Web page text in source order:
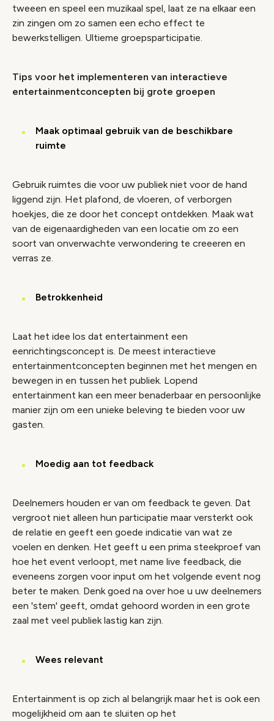
tweeen en speel een muzikaal spel, laat ze na elkaar een
zin zingen om zo samen een echo effect te
bewerkstelligen. Ultieme groepsparticipatie.
Tips voor het implementeren van interactieve
entertainmentconcepten bij grote groepen
Maak optimaal gebruik van de beschikbare
ruimte
Gebruik ruimtes die voor uw publiek niet voor de hand
liggend zijn. Het plafond, de vloeren, of verborgen
hoekjes, die ze door het concept ontdekken. Maak wat
van de eigenaardigheden van een locatie om zo een
soort van onverwachte verwondering te creeeren en
verras ze.
Betrokkenheid
Laat het idee los dat entertainment een
eenrichtingsconcept is. De meest interactieve
entertainmentconcepten beginnen met het mengen en
bewegen in en tussen het publiek. Lopend
entertainment kan een meer benaderbaar en persoonlijke
manier zijn om een unieke beleving te bieden voor uw
gasten.
Moedig aan tot feedback
Deelnemers houden er van om feedback te geven. Dat
vergroot niet alleen hun participatie maar versterkt ook
de relatie en geeft een goede indicatie van wat ze
voelen en denken. Het geeft u een prima steekproef van
hoe het event verloopt, met name live feedback, die
eveneens zorgen voor input om het volgende event nog
beter te maken. Denk goed na over hoe u uw deelnemers
een 'stem' geeft, omdat gehoord worden in een grote
zaal met veel publiek lastig kan zijn.
Wees relevant
Entertainment is op zich al belangrijk maar het is ook een
mogelijkheid om aan te sluiten op het